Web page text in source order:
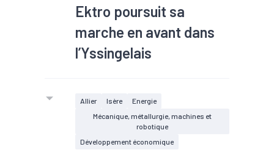
utilisés par des entrepreneurs de
Savoie Technolac.
Ektro poursuit sa
marche en avant dans
l’Yssingelais
Allier Isère
Energie
Mécanique, métallurgie, machines et
robotique
Développement économique